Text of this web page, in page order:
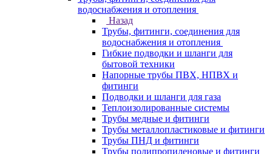
водоснабжения и отопления
Назад
Трубы, фитинги, соединения для
водоснабжения и отопления
Гибкие подводки и шланги для
бытовой техники
Напорные трубы ПВХ, НПВХ и
фитинги
Подводки и шланги для газа
Теплоизолированные системы
Трубы медные и фитинги
Трубы металлопластиковые и фитинги
Трубы ПНД и фитинги
Трубы полипропиленовые и фитинги